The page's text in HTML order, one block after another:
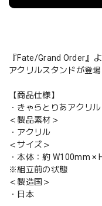
『Fate/Grand Order』
アクリルスタンドが登場
【商品仕様】
・きゃらとりあアクリ
＜製品素材＞
・アクリル
＜サイズ＞
・本体：約 W100mm ×
※組立前の状態
＜製造国＞
・日本